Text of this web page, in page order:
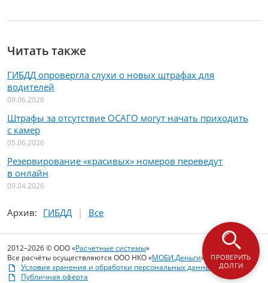
Читать также
ГИБДД опровергла слухи о новых штрафах для
водителей
09.06.2026
Штрафы за отсутствие ОСАГО могут начать приходить
с камер
05.06.2026
Резервирование «красивых» номеров переведут
в онлайн
09.04.2026
Архив: ГИБДД Все
ПРОВЕРИТЬ
ДОЛГИ
2012–2026 © ООО «Расчетные системы»
Все расчёты осуществляются ООО НКО «МОБИ.Деньги»
Условия хранения и обработки персональных данных
Публичная оферта